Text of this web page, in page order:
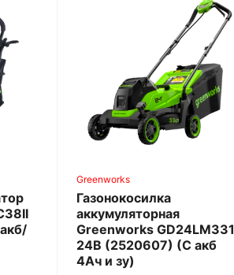
Greenworks
Газонокосилка
аккумуляторная
Greenworks GD24LM331
24В (2520607) (С акб
4Aч и зу)